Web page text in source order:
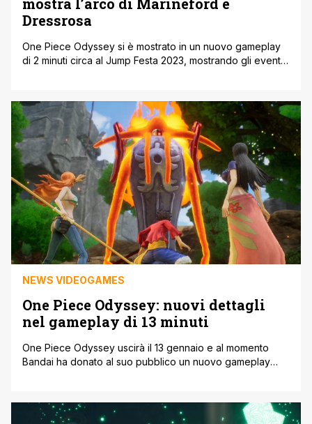
Dressrosa
One Piece Odyssey si è mostrato in un nuovo gameplay
di 2 minuti circa al Jump Festa 2023, mostrando gli eventi
amate dal pubblico e da gennaio si potranno vivere
anche in versione videoludica. Nel corso di questi [']
NEWS VIDEOGAMES
One Piece Odyssey: nuovi dettagli
nel gameplay di 13 minuti
One Piece Odyssey uscirà il 13 gennaio e al momento
Bandai ha donato al suo pubblico un nuovo gameplay
questa produzione, scrivendo una storia originale e
inventando anche dei nuovi personaggi insieme ai villain